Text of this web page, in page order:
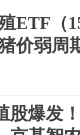
ETF（
价弱周
股爆发